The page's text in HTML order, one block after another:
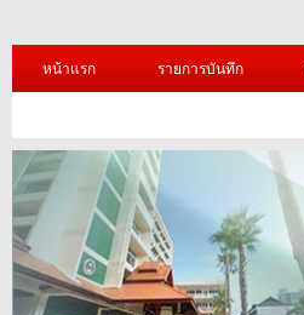
หน้าแรก รายการบันทึก